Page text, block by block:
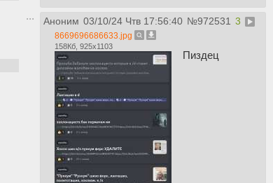
Аноним 03/10/24 Чтв 17:56:40 №972531 3
8669696686633.jpg
158Кб, 925x1103
Пиздец